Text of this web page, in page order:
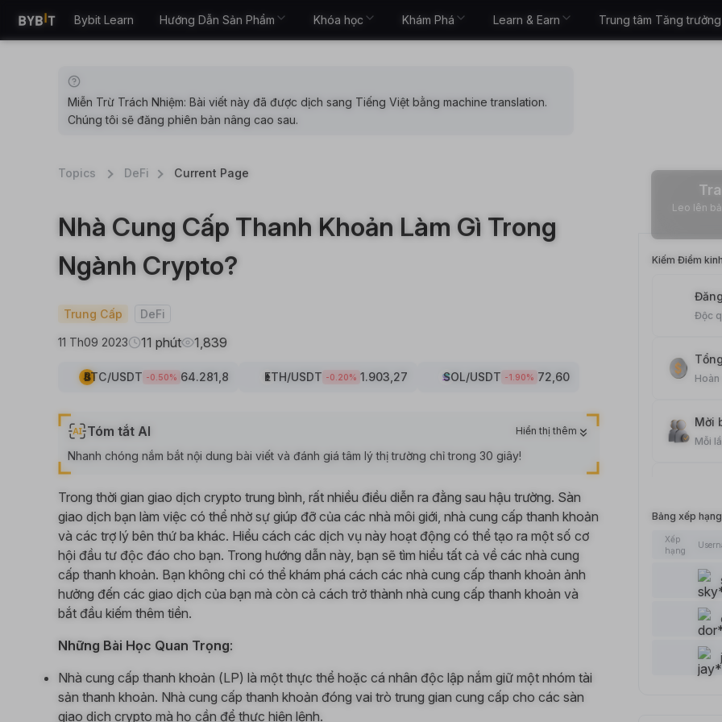
Bybit Learn Hướng Dẫn Sản Phẩm Khóa học Khám Phá Learn & Earn Trung tâm Tăng trưởng
Miễn Trừ Trách Nhiệm: Bài viết này đã được dịch sang Tiếng Việt bằng machine translation.
Chúng tôi sẽ đăng phiên bản nâng cao sau.
Topics DeFi Current Page
Nhà Cung Cấp Thanh Khoản Làm Gì Trong
Ngành Crypto?
Trung Cấp DeFi
11 Th09 2023 11 phút 1,839
BTC/USDT -0.50% 64.281,8 ETH/USDT -0.20% 1.903,27 SOL/USDT -1.90% 72,60
Tóm tắt AI Hiển thị thêm
Nhanh chóng nắm bắt nội dung bài viết và đánh giá tâm lý thị trường chỉ trong 30 giây!
Trong thời gian giao dịch crypto trung bình, rất nhiều điều diễn ra đằng sau hậu trường. Sàn
giao dịch bạn làm việc có thể nhờ sự giúp đỡ của các nhà môi giới, nhà cung cấp thanh khoản
và các trợ lý bên thứ ba khác. Hiểu cách các dịch vụ này hoạt động có thể tạo ra một số cơ
hội đầu tư độc đáo cho bạn. Trong hướng dẫn này, bạn sẽ tìm hiểu tất cả về các nhà cung
cấp thanh khoản. Bạn không chỉ có thể khám phá cách các nhà cung cấp thanh khoản ảnh
hưởng đến các giao dịch của bạn mà còn cả cách trở thành nhà cung cấp thanh khoản và
bắt đầu kiếm thêm tiền.
Những Bài Học Quan Trọng:
Nhà cung cấp thanh khoản (LP) là một thực thể hoặc cá nhân độc lập nắm giữ một nhóm tài
sản thanh khoản. Nhà cung cấp thanh khoản đóng vai trò trung gian cung cấp cho các sàn
giao dịch crypto mà họ cần để thực hiện lệnh.
Leo lên bảng
Kiếm Điểm
Độc
Mời
Mỗi
Bài
Mỗi
Mỗi
Bảng xếp
Xếp
hạng